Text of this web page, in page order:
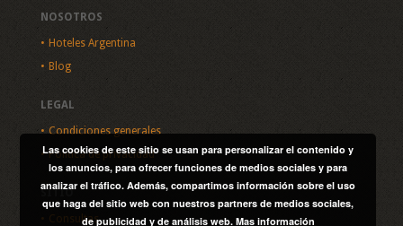
NOSOTROS
Hoteles Argentina
Blog
LEGAL
Condiciones generales
Política de privacidad
SITIO
Consultas
Las cookies de este sitio se usan para personalizar el contenido y
los anuncios, para ofrecer funciones de medios sociales y para
analizar el tráfico. Además, compartimos información sobre el uso
que haga del sitio web con nuestros partners de medios sociales,
de publicidad y de análisis web. Mas información